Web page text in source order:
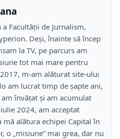
Facultății de Jurnalism,
Deși, înainte să încep
la TV, pe parcurs am
tot mai mare pentru
m-am alăturat site-ului
am lucrat timp de șapte ani,
învățat și am acumulat
2024, am acceptat
mă alătura echipei Capital în
o „misiune” mai grea, dar nu